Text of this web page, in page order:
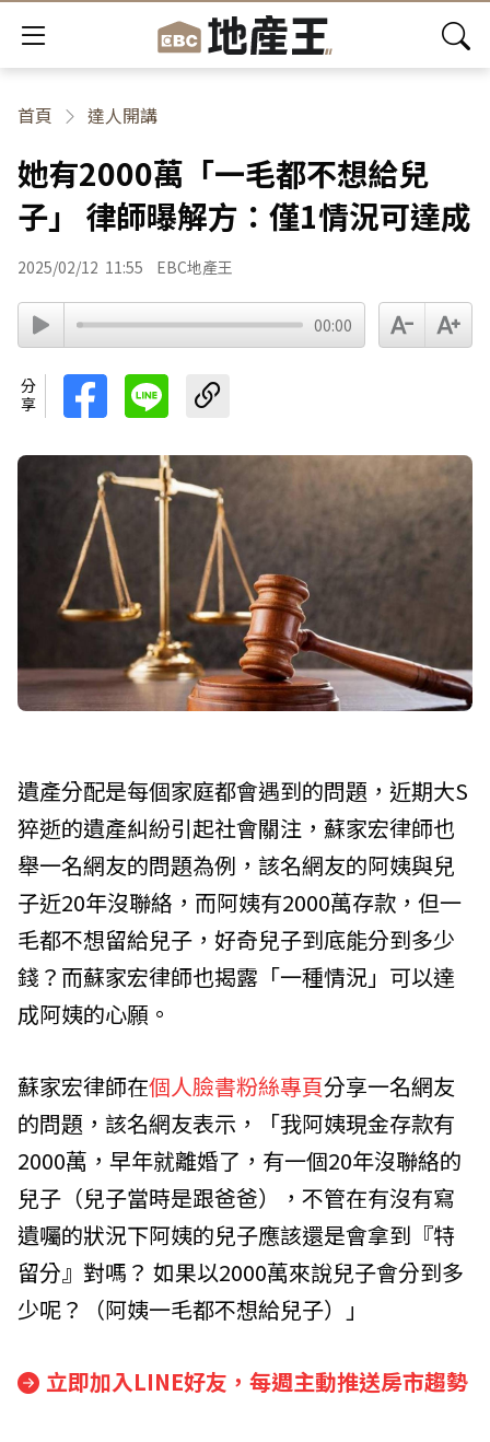
首頁 達人開講
她有2000萬「一毛都不想給兒
子」 律師曝解方：僅1情況可達成
2025/02/12 11:55 EBC地產王
00:00
分享
遺產分配是每個家庭都會遇到的問題，近期大S
猝逝的遺產糾紛引起社會關注，蘇家宏律師也
舉一名網友的問題為例，該名網友的阿姨與兒
子近20年沒聯絡，而阿姨有2000萬存款，但一
毛都不想留給兒子，好奇兒子到底能分到多少
錢？而蘇家宏律師也揭露「一種情況」可以達
成阿姨的心願。
蘇家宏律師在個人臉書粉絲專頁分享一名網友
的問題，該名網友表示，「我阿姨現金存款有
2000萬，早年就離婚了，有一個20年沒聯絡的
兒子（兒子當時是跟爸爸），不管在有沒有寫
遺囑的狀況下阿姨的兒子應該還是會拿到『特
留分』對嗎？ 如果以2000萬來說兒子會分到多
少呢？（阿姨一毛都不想給兒子）」
立即加入LINE好友，每週主動推送房市趨勢